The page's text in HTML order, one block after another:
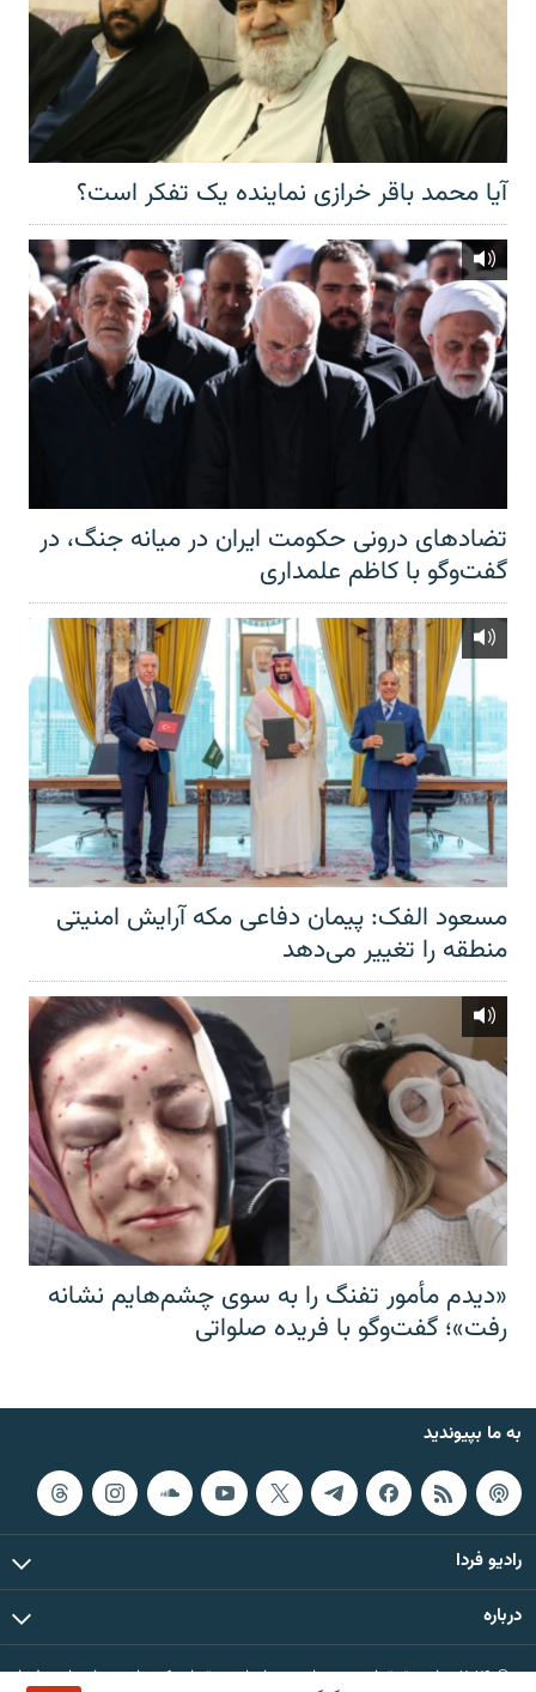
آیا محمد باقر خرازی نماینده یک تفکر است؟
تضادهای درونی حکومت ایران در میانه جنگ، در
گفت‌‌وگو با کاظم علمداری
مسعود الفک: پیمان دفاعی مکه آرایش امنیتی
منطقه را تغییر می‌دهد
«دیدم مأمور تفنگ را به سوی چشم‌هایم نشانه
رفت»؛ گفت‌و‌گو با فریده صلواتی
به ما بپیوندید
رادیو فردا
درباره
© ۲۰۲۶ تمام حقوق این وب‌سایت، بر اساس مقررات کپی‌رایت، برای رادیو فردا